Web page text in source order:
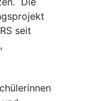
seit